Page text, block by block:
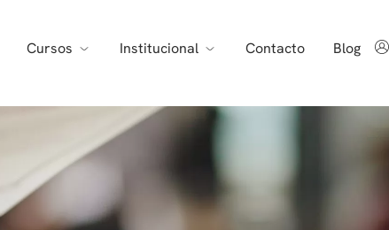
Cursos Institucional Contacto Blog